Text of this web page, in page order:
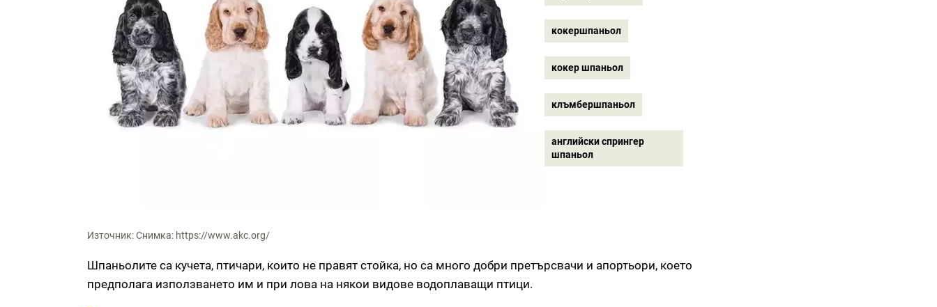
кокершпаньол
кокер шпаньол
клъмбершпаньол
английски спрингер
шпаньол
Източник: Снимка: https://www.akc.org/
Шпаньолите са кучета, птичари, които не правят стойка, но са много добри претърсвачи и апортьори, което
предполага използването им и при лова на някои видове водоплаващи птици.